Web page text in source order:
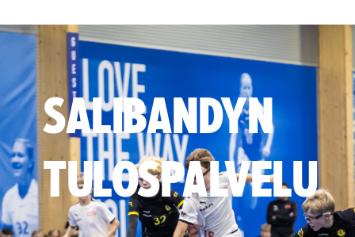
SALIBANDYN
TULOSPALVELU